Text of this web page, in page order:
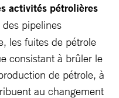
activités pétrolières
pipelines
les fuites de pétrole
consistant à brûler le
de pétrole, à
au changement